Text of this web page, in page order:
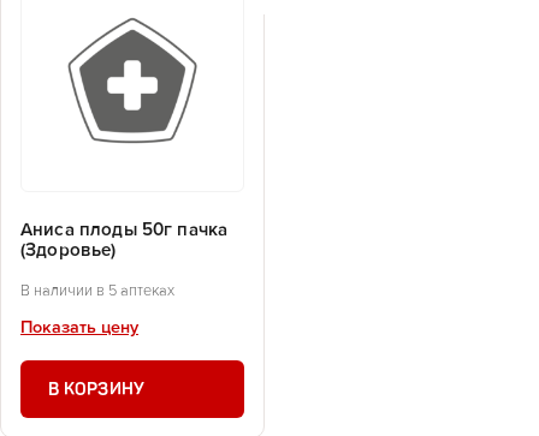
Аниса плоды 50г пачка
(Здоровье)
В наличии в 5 аптеках
Показать цену
В КОРЗИНУ